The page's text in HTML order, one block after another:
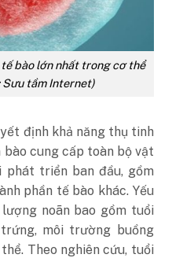
bào lớn nhất trong cơ thể
Sưu tầm Internet)
định khả năng thụ tinh
cung cấp toàn bộ vật
triển ban đầu, gồm
phần tế bào khác. Yếu
noãn bao gồm tuổi
môi trường buồng
Theo nghiên cứu, tuổi